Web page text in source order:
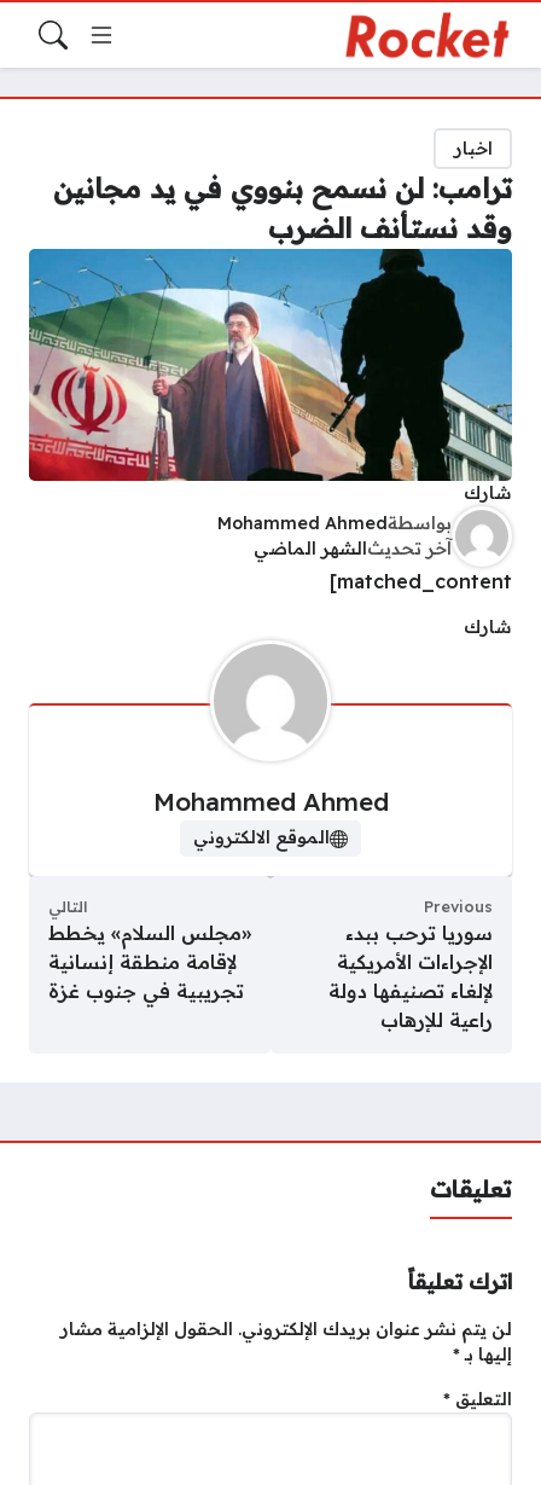
اخبار
ترامب: لن نسمح بنووي في يد مجانين
وقد نستأنف الضرب
شارك
بواسطةMohammed Ahmed
آخر تحديثالشهر الماضي
matched_content]
شارك
Mohammed Ahmed
الموقع الالكتروني
Previous
سوريا ترحب ببدء
الإجراءات الأمريكية
لإلغاء تصنيفها دولة
راعية للإرهاب
التالي
«مجلس السلام» يخطط
لإقامة منطقة إنسانية
تجريبية في جنوب غزة
تعليقات
اترك تعليقاً
لن يتم نشر عنوان بريدك الإلكتروني. الحقول الإلزامية مشار
إليها بـ*
التعليق *